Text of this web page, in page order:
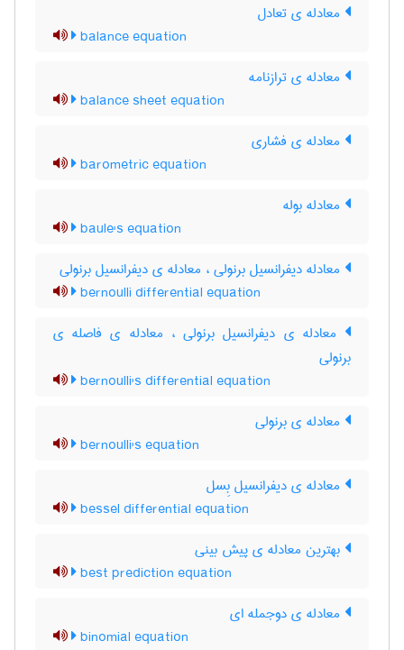
معادله ی تعادل
balance equation
معادله ی ترازنامه
balance sheet equation
معادله ی فشاری
barometric equation
معادله بوله
baule's equation
معادله دیفرانسیل برنولی ، معادله ی دیفرانسیل برنولی
bernoulli differential equation
معادله ی دیفرانسیل برنولی ، معادله ی فاصله ی
برنولی
bernoulli's differential equation
معادله ی برنولی
bernoulli's equation
معادله ی دیفرانسیل بِسل
bessel differential equation
بهترین معادله ی پیش بینی
best prediction equation
معادله ی دوجمله ای
binomial equation